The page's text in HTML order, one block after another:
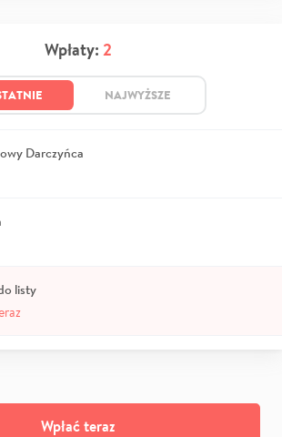
Wpłaty: 2
NAJWYŻSZE
Darczyńca
listy
Wpłać teraz